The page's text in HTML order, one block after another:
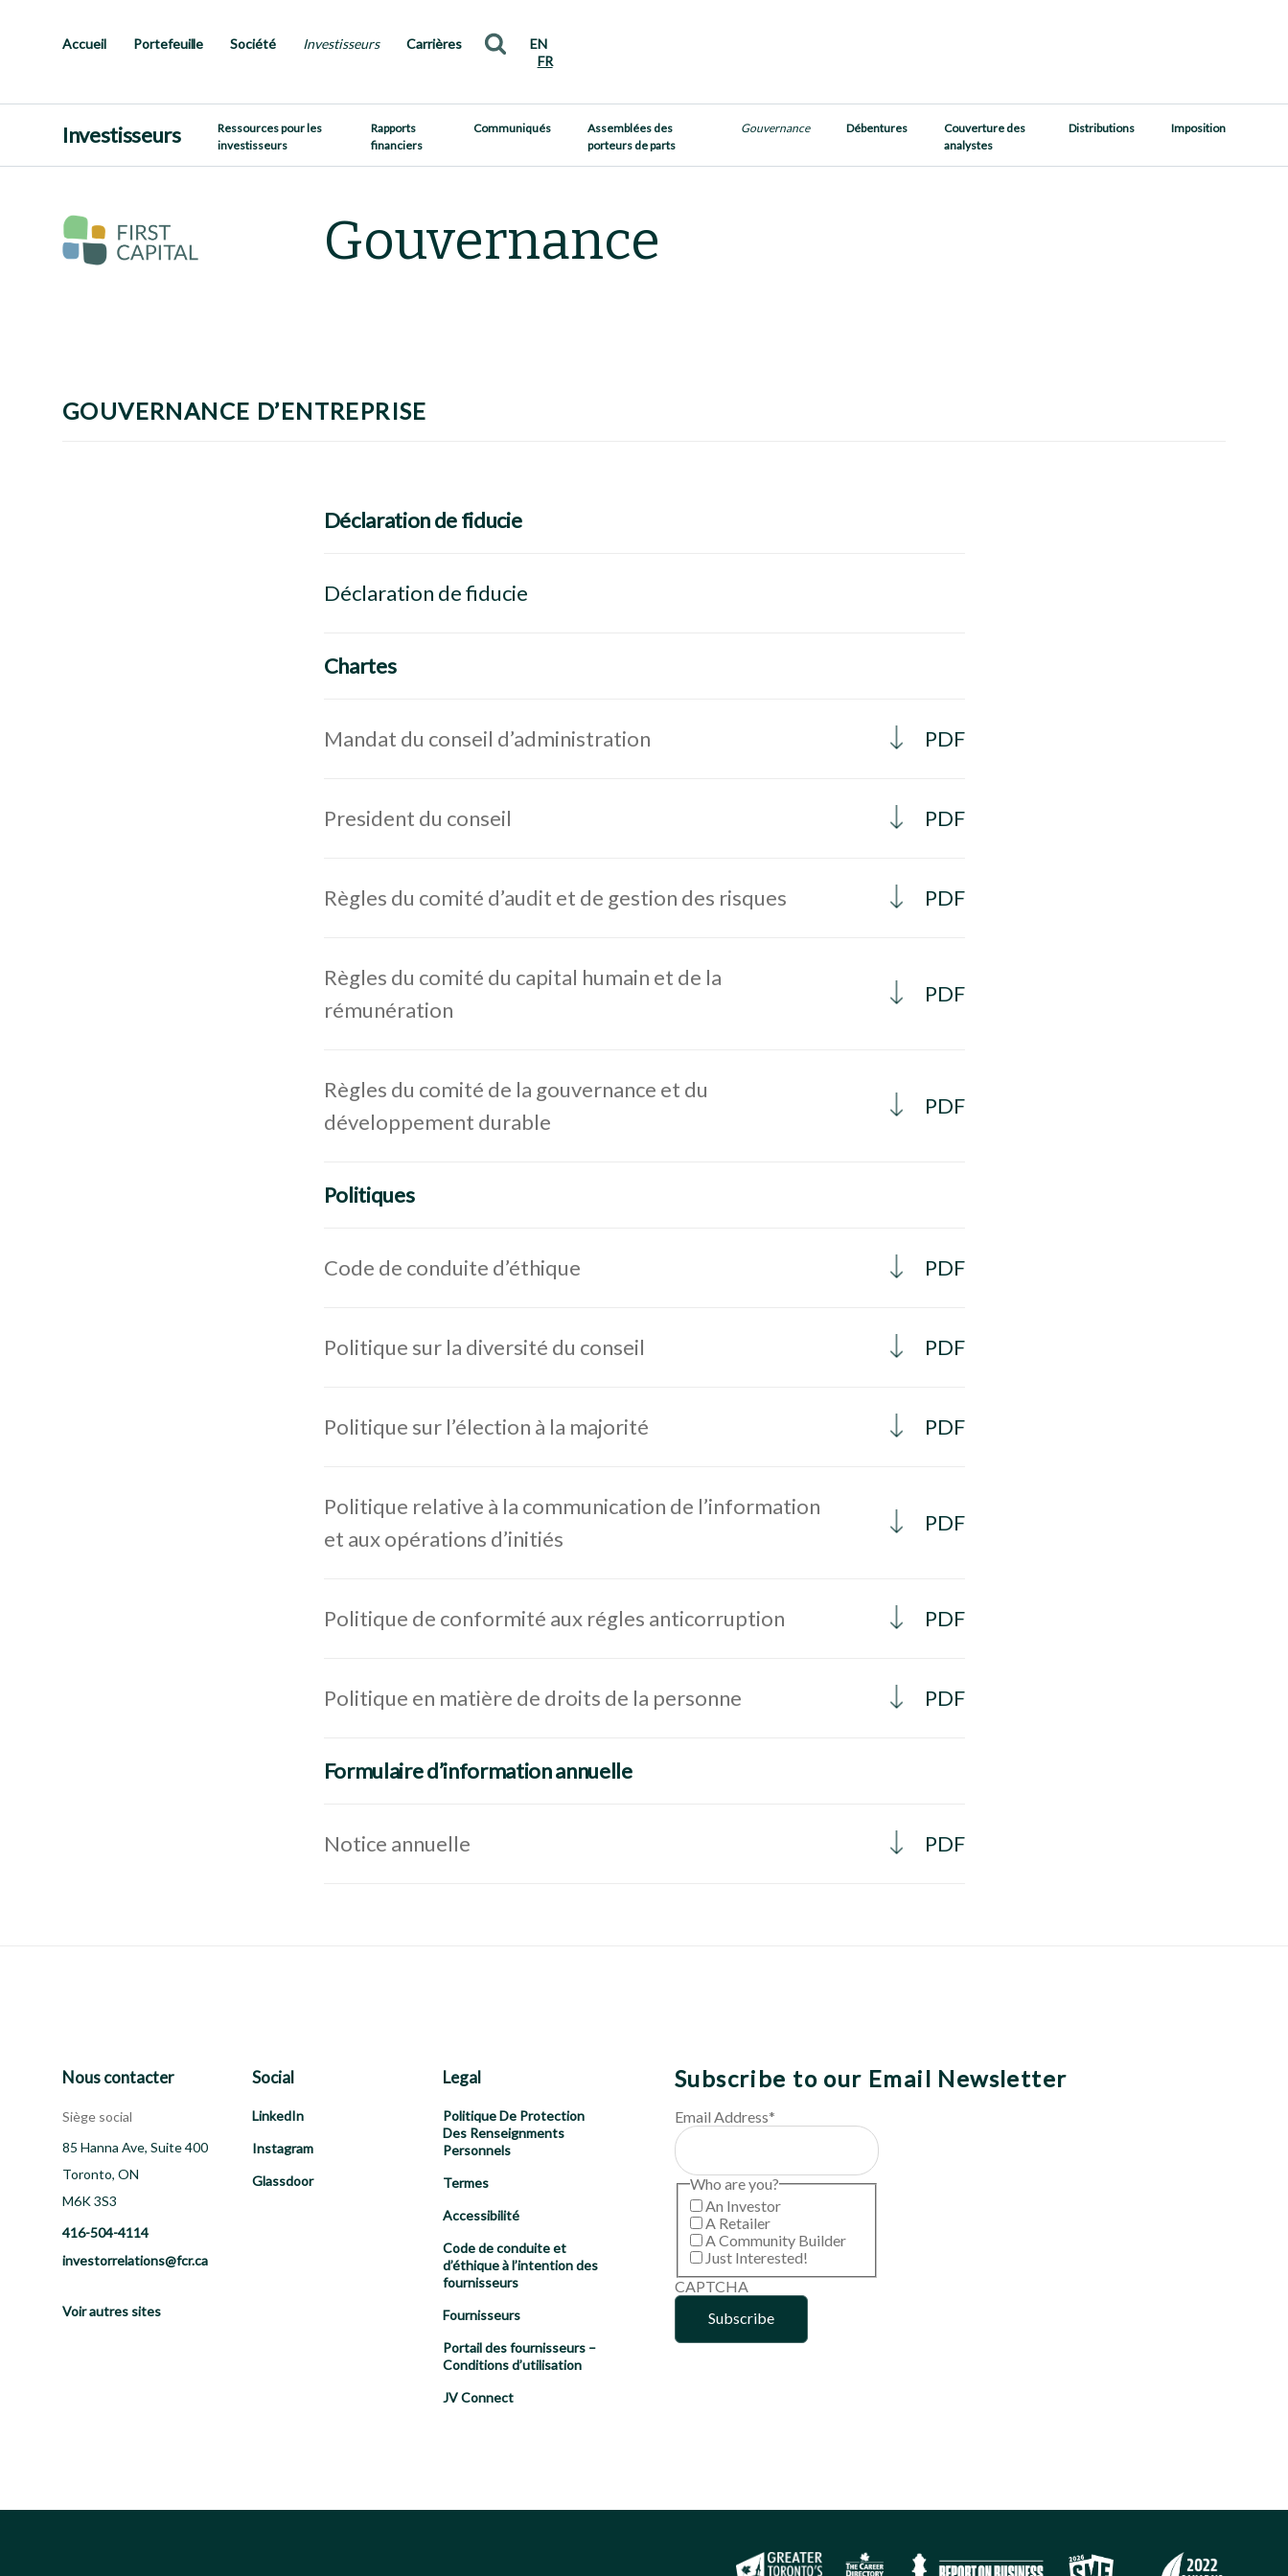
Accueil Portefeuille Société Investisseurs Carrières
EN
FR
Investisseurs
Ressources pour les
investisseurs
Rapports
financiers
Communiqués
Assemblées des
porteurs de parts
Gouvernance Débentures
Couverture des
analystes
Distributions Imposition
Gouvernance
GOUVERNANCE D’ENTREPRISE
Déclaration de fiducie
Déclaration de fiducie
Chartes
Mandat du conseil d’administration PDF
President du conseil PDF
Règles du comité d’audit et de gestion des risques PDF
Règles du comité du capital humain et de la
rémunération
PDF
Règles du comité de la gouvernance et du
développement durable
PDF
Politiques
Code de conduite d’éthique PDF
Politique sur la diversité du conseil PDF
Politique sur l’élection à la majorité PDF
Politique relative à la communication de l’information
et aux opérations d’initiés
PDF
Politique de conformité aux régles anticorruption PDF
Politique en matière de droits de la personne PDF
Formulaire d’information annuelle
Notice annuelle PDF
Nous contacter
Siège social
85 Hanna Ave, Suite 400
Toronto, ON
M6K 3S3
416-504-4114
investorrelations@fcr.ca
Voir autres sites
Social
LinkedIn
Instagram
Glassdoor
Legal
Politique De Protection
Des Renseignments
Personnels
Termes
Accessibilité
Code de conduite et
d’éthique à l’intention des
fournisseurs
Fournisseurs
Portail des fournisseurs –
Conditions d’utilisation
JV Connect
Subscribe to our Email Newsletter
Email Address*
Who are you?
An Investor
A Retailer
A Community Builder
Just Interested!
CAPTCHA